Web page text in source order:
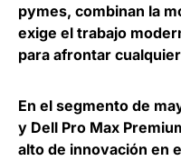
pymes, combinan la
exige el trabajo
para afrontar
En el segmento de
y Dell Pro Max
alto de innovación en